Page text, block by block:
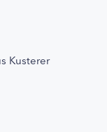
Kusterer